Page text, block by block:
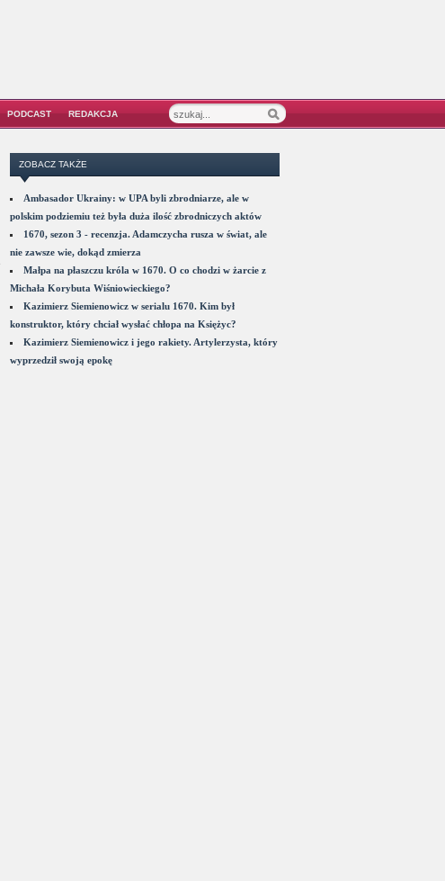
PODCAST REDAKCJA
ZOBACZ TAKŻE
Ambasador Ukrainy: w UPA byli zbrodniarze, ale w
polskim podziemiu też była duża ilość zbrodniczych aktów
1670, sezon 3 - recenzja. Adamczycha rusza w świat, ale
nie zawsze wie, dokąd zmierza
Małpa na płaszczu króla w 1670. O co chodzi w żarcie z
Michała Korybuta Wiśniowieckiego?
Kazimierz Siemienowicz w serialu 1670. Kim był
konstruktor, który chciał wysłać chłopa na Księżyc?
Kazimierz Siemienowicz i jego rakiety. Artylerzysta, który
wyprzedził swoją epokę